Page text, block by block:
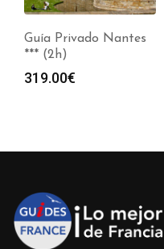
Guía Privado Nantes
*** (2h)
319.00€